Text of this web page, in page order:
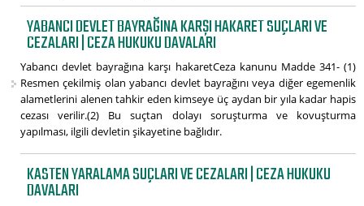
YABANCI DEVLET BAYRAĞINA KARŞI HAKARET SUÇLARI VE
CEZALARI | CEZA HUKUKU DAVALARI
Yabancı devlet bayrağına karşı hakaretCeza kanunu Madde 341- (1)
Resmen çekilmiş olan yabancı devlet bayrağını veya diğer egemenlik
alametlerini alenen tahkir eden kimseye üç aydan bir yıla kadar hapis
cezası verilir.(2) Bu suçtan dolayı soruşturma ve kovuşturma
yapılması, ilgili devletin şikayetine bağlıdır.
KASTEN YARALAMA SUÇLARI VE CEZALARI | CEZA HUKUKU
DAVALARI